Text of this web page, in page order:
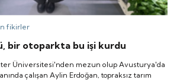
fikirler
bir otoparkta bu işi kurdu
Üniversitesi'nden mezun olup Avusturya'da
çalışan Aylin Erdoğan, topraksız tarım